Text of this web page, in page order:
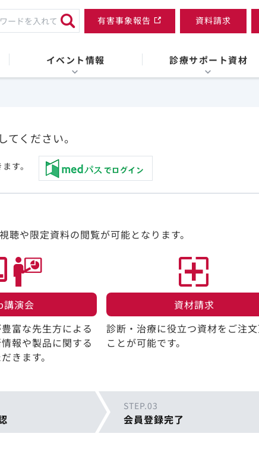
有害事象報告 資料請求
イベント情報 診療サポート資材
ください。
す。
や限定資料の閲覧が可能となります。
講演会​
富な先生方による
報や製品に関する
きます。
資材請求​
診断・治療に役立つ資材をご注文
ことが可能です。
STEP.03
会員登録完了